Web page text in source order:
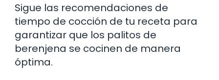
Sigue las recomendaciones de
tiempo de cocción de tu receta para
garantizar que los palitos de
berenjena se cocinen de manera
óptima.